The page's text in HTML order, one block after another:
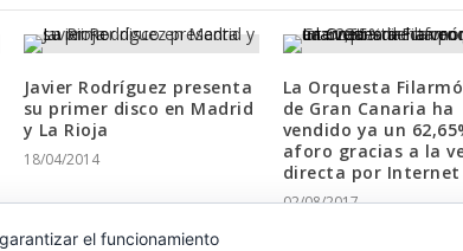
Javier Rodríguez presenta
su primer disco en Madrid
y La Rioja
18/04/2014
La Orquesta
de Gran Canaria ha
vendido ya un
aforo gracias a la
directa por Internet
02/08/2017
el funcionamiento